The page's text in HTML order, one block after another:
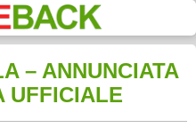
– ANNUNCIATA
UFFICIALE